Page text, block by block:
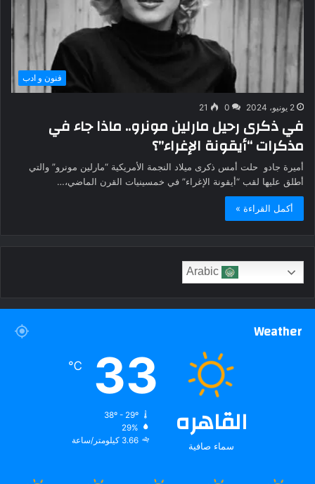
فنون و ادب
2 يونيو، 2024 0
21
في ذكرى رحيل مارلين مونرو.. ماذا جاء في
مذكرات “أيقونة الإغراء”؟
أميرة جادو حلت أمس ذكرى ميلاد النجمة الأمريكية “مارلين مونرو” والتي
أطلق عليها لقب “أيقونة الإغراء” في خمسينيات القرن الماضي،…
أكمل القراءة »
Weather
القاهره
سماء صافية
33
℃
38º - 29º
29%
3.66 كيلومتر/ساعة